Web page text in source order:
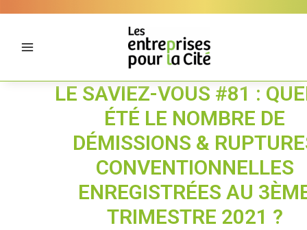
LE SAVIEZ-VOUS #81 :
ÉTÉ LE NOMBRE DE
DÉMISSIONS &
CONVENTIONNELLES
ENREGISTRÉES AU
TRIMESTRE 2021 ?